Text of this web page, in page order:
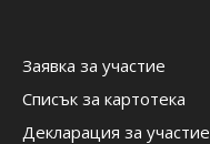
Заявка за участие
Списък за картотека
Декларация за участие